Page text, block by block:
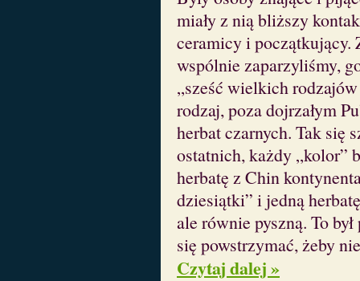
miały z nią bliższy
ceramicy i początkujący.
wspólnie zaparzyliśmy,
„sześć wielkich
rodzaj, poza dojrzałym
herbat czarnych. Tak się
ostatnich, każdy „kolor”
herbatę z Chin
dziesiątki” i jedną
ale równie pyszną. To
się powstrzymać, żeby
Czytaj dalej »